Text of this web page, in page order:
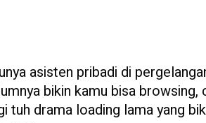
asisten pribadi di
bikin kamu bisa browsing,
tuh drama loading lama yang